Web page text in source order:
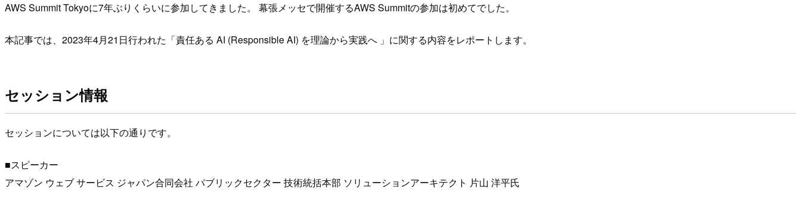
AWS Summit Tokyoに7年ぶりくらいに参加してきました。 幕張メッセで開催するAWS Summitの参加は初めてでした。
本記事では、2023年4月21日行われた「責任ある AI (Responsible AI) を理論から実践へ 」に関する内容をレポートします。
セッション情報
セッションについては以下の通りです。
■スピーカー
アマゾン ウェブ サービス ジャパン合同会社 パブリックセクター 技術統括本部 ソリューションアーキテクト 片山 洋平氏